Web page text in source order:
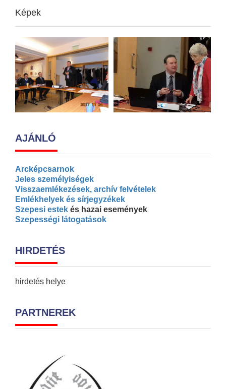
Képek
AJÁNLÓ
Arcképcsarnok
Jeles személyiségek
Visszaemlékezések, archív felvételek
Emlékhelyek és sírjegyzékek
Szepesi estek és hazai események
Szepességi látogatások
HIRDETÉS
hirdetés helye
PARTNEREK